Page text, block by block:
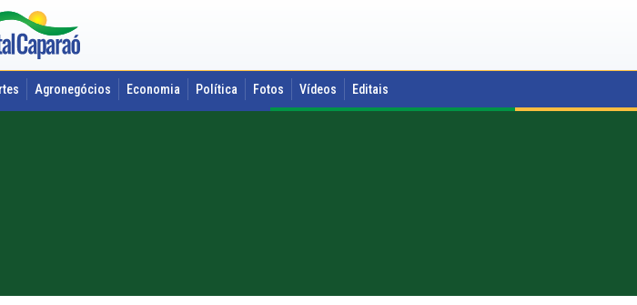
Agronegócios Economia Política Fotos Vídeos Editais